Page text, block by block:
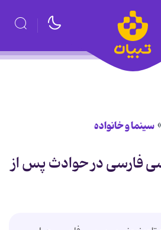
سینما و خانواده
فارسی در حوادث پس از